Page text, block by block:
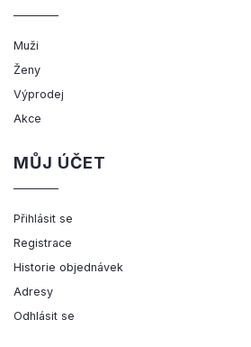
Muži
Ženy
Výprodej
Akce
MŮJ ÚČET
Přihlásit se
Registrace
Historie objednávek
Adresy
Odhlásit se